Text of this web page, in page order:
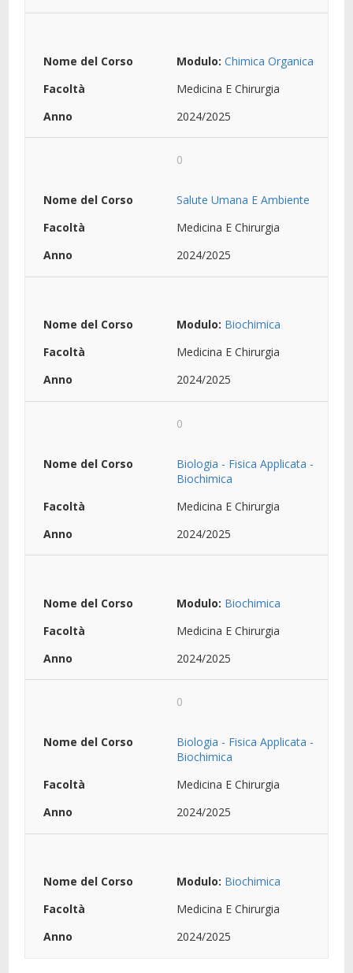
Modulo: Chimica Organica
Medicina E Chirurgia
2024/2025
0
Salute Umana E Ambiente
Medicina E Chirurgia
2024/2025
Modulo: Biochimica
Medicina E Chirurgia
2024/2025
0
Biologia - Fisica Applicata -
Biochimica
Medicina E Chirurgia
2024/2025
Modulo: Biochimica
Medicina E Chirurgia
2024/2025
0
Biologia - Fisica Applicata -
Biochimica
Medicina E Chirurgia
2024/2025
Modulo: Biochimica
Medicina E Chirurgia
2024/2025